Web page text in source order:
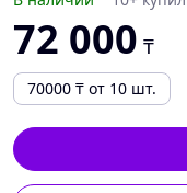
72 000 ₸
70000 ₸ от 10 шт.